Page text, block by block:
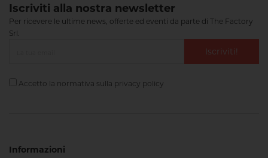
Iscriviti alla nostra newsletter
Per ricevere le ultime news, offerte ed eventi da parte di The Factory
Srl.
Iscriviti!
Accetto la normativa sulla privacy policy
Informazioni